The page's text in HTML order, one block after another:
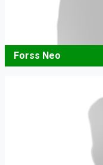
Forss Neo